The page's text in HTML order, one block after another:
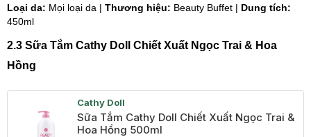
Loại da: Mọi loại da | Thương hiệu: Beauty Buffet | Dung tích:
450ml
2.3 Sữa Tắm Cathy Doll Chiết Xuất Ngọc Trai & Hoa
Hồng
Cathy Doll
Sữa Tắm Cathy Doll Chiết Xuất Ngọc Trai &
Hoa Hồng 500ml